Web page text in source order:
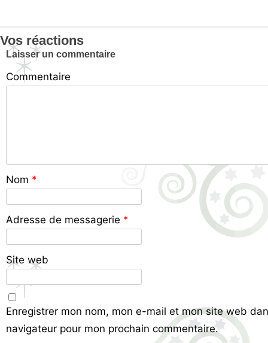
Vos réactions
Laisser un commentaire
Commentaire
Nom *
Adresse de messagerie *
Site web
Enregistrer mon nom, mon e-mail et mon site web
navigateur pour mon prochain commentaire.